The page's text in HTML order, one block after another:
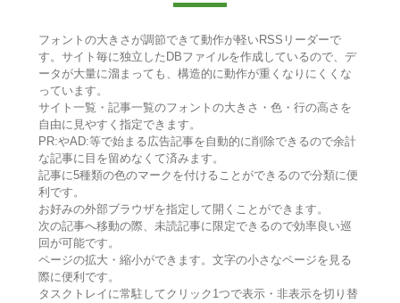
フォントの大きさが調節できて動作が軽いRSSリーダーで
す。サイト毎に独立したDBファイルを作成しているので、デ
ータが大量に溜まっても、構造的に動作が重くなりにくくな
っています。
サイト一覧・記事一覧のフォントの大きさ・色・行の高さを
自由に見やすく指定できます。
PR:やAD:等で始まる広告記事を自動的に削除できるので余計
な記事に目を留めなくて済みます。
記事に5種類の色のマークを付けることができるので分類に便
利です。
お好みの外部ブラウザを指定して開くことができます。
次の記事へ移動の際、未読記事に限定できるので効率良い巡
回が可能です。
ページの拡大・縮小ができます。文字の小さなページを見る
際に便利です。
タスクトレイに常駐してクリック1つで表示・非表示を切り替